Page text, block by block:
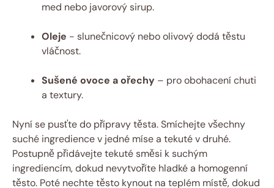
med nebo‌ javorový sirup.
Oleje ‌- slunečnicový nebo ​olivový dodá těstu⁣
vláčnost.
Sušené⁤ ovoce a ⁣ořechy – pro obohacení‍ chuti
⁢a textury.
Nyní se pusťte⁣ do přípravy těsta. Smíchejte všechny
suché ingredience⁢ v jedné míse​ a tekuté ‍v druhé.
Postupně přidávejte tekuté směsi k suchým
⁣ingrediencím, dokud nevytvoříte hladké a homogenní
těsto. Poté nechte těsto kynout na ⁤teplém místě,⁣ dokud